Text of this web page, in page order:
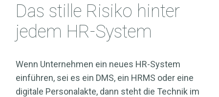
Das stille Risiko hinter
jedem HR-System
Wenn Unternehmen ein neues HR-System
einführen, sei es ein DMS, ein HRMS oder eine
digitale Personalakte, dann steht die Technik im